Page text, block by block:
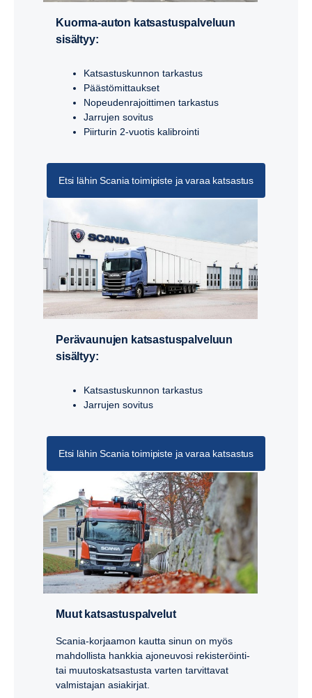
Kuorma-auton katsastuspalveluun
sisältyy:
Katsastuskunnon tarkastus
Päästömittaukset
Nopeudenrajoittimen tarkastus
Jarrujen sovitus
Piirturin 2-vuotis kalibrointi
Etsi lähin Scania toimipiste ja varaa katsastus
Perävaunujen katsastuspalveluun
sisältyy:
Katsastuskunnon tarkastus
Jarrujen sovitus
Etsi lähin Scania toimipiste ja varaa katsastus
Muut katsastuspalvelut
Scania-korjaamon kautta sinun on myös
mahdollista hankkia ajoneuvosi rekisteröinti-
tai muutoskatsastusta varten tarvittavat
valmistajan asiakirjat.